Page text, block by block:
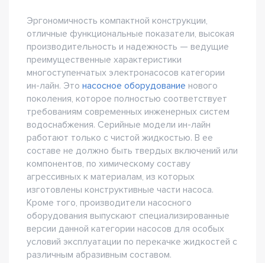
Эргономичность компактной конструкции,
отличные функциональные показатели, высокая
производительность и надежность — ведущие
преимущественные характеристики
многоступенчатых электронасосов категории
ин-лайн. Это насосное оборудование нового
поколения, которое полностью соответствует
требованиям современных инженерных систем
водоснабжения. Серийные модели ин-лайн
работают только с чистой жидкостью. В ее
составе не должно быть твердых включений или
компонентов, по химическому составу
агрессивных к материалам, из которых
изготовлены конструктивные части насоса.
Кроме того, производители насосного
оборудования выпускают специализированные
версии данной категории насосов для особых
условий эксплуатации по перекачке жидкостей с
различным абразивным составом.